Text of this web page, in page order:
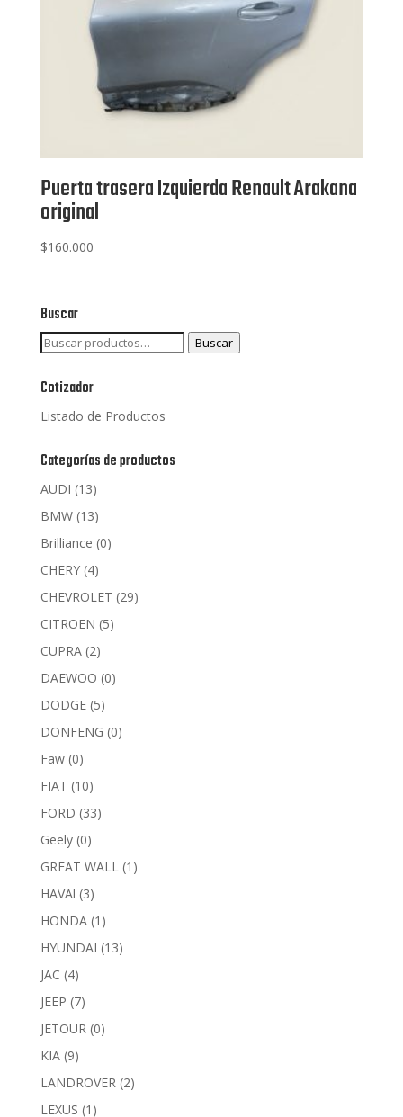
Puerta trasera Izquierda Renault Arakana
original
$160.000
Buscar
Buscar
Buscar
Cotizador
Listado de Productos
Categorías de productos
AUDI (13)
BMW (13)
Brilliance (0)
CHERY (4)
CHEVROLET (29)
CITROEN (5)
CUPRA (2)
DAEWOO (0)
DODGE (5)
DONFENG (0)
Faw (0)
FIAT (10)
FORD (33)
Geely (0)
GREAT WALL (1)
HAVAl (3)
HONDA (1)
HYUNDAI (13)
JAC (4)
JEEP (7)
JETOUR (0)
KIA (9)
LANDROVER (2)
LEXUS (1)